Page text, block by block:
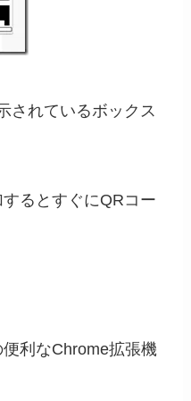
されているボックス
るとすぐにQRコー
利なChrome拡張機